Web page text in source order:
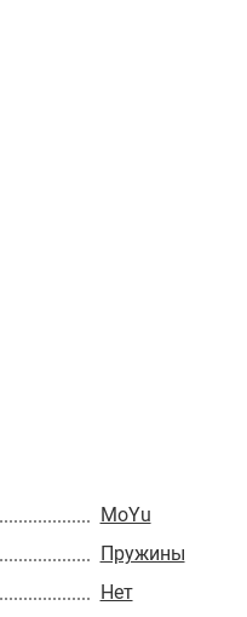
MoYu
Пружины
Нет